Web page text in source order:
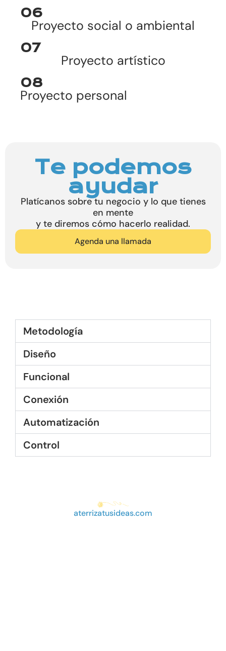
06
Proyecto social o ambiental
07
Proyecto artístico
08
Proyecto personal
Te podemos
ayudar
Platícanos sobre tu negocio y lo que tienes
en mente
y te diremos cómo hacerlo realidad.
Agenda una llamada
Metodología
Diseño
Funcional
Conexión
Automatización
Control
aterrizatusideas.com